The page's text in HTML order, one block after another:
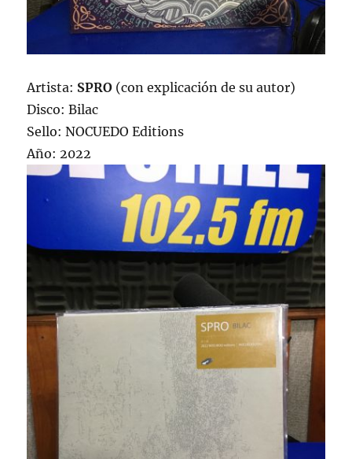
Artista: SPRO (con explicación de su autor)
Disco: Bilac
Sello: NOCUEDO Editions
Año: 2022